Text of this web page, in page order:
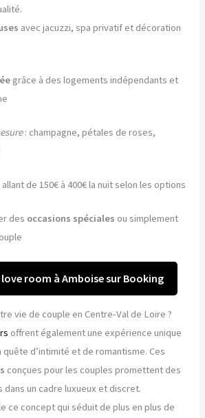
avec jacuzzi, spa privatif et décoration
grâce à des logements indépendants et
: champagne, pétales de roses,
de 150€ à 400€ la nuit selon les options
des occasions spéciales ou simplement
love room à Amboise sur Booking
vie de couple en Centre-Val de Loire ?
offrent également une expérience unique
d’intimité et de romantisme. Ces
conçues pour les couples promettent des
dans un cadre luxueux et discret.
ce concept qui séduit de plus en plus de